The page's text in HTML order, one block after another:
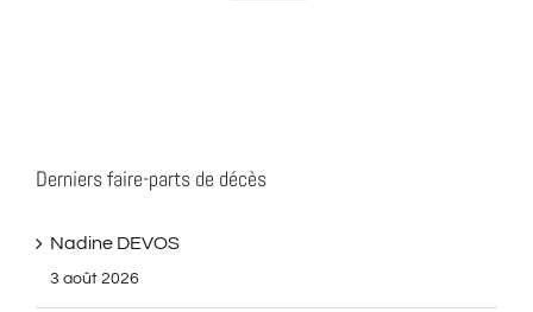
Derniers faire-parts de décès
Nadine DEVOS
3 août 2026